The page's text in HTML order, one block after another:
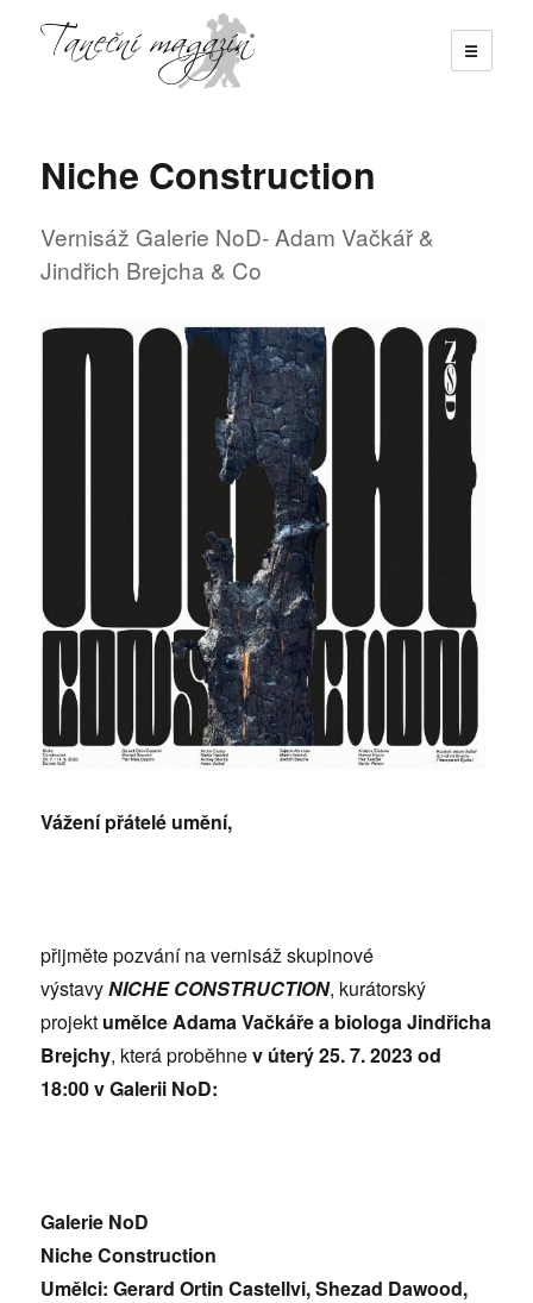
☰
Niche Construction
Vernisáž Galerie NoD- Adam Vačkář &
Jindřich Brejcha & Co
Vážení přátelé umění,
přijměte pozvání na vernisáž skupinové
výstavyNICHE CONSTRUCTION, kurátorský
projekt umělce Adama Vačkáře a biologa Jindřicha
Brejchy, která proběhnev úterý 25. 7. 2023 od
18:00 v Galerii NoD:
Galerie NoD
Niche Construction
Umělci: Gerard Ortin Castellvi, Shezad Dawood,